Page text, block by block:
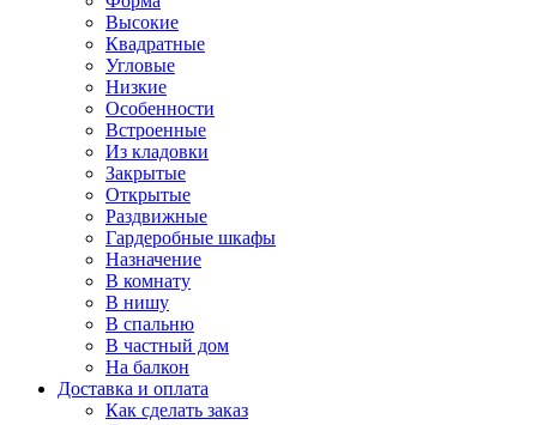
Высокие
Квадратные
Угловые
Низкие
Особенности
Встроенные
Из кладовки
Закрытые
Открытые
Раздвижные
Гардеробные шкафы
Назначение
В комнату
В нишу
В спальню
В частный дом
На балкон
Доставка и оплата
Как сделать заказ